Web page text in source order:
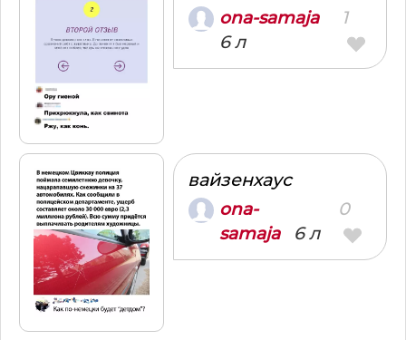
ona-samaja
6 л
1
вайзенхаус
ona-
samaja6 л
0